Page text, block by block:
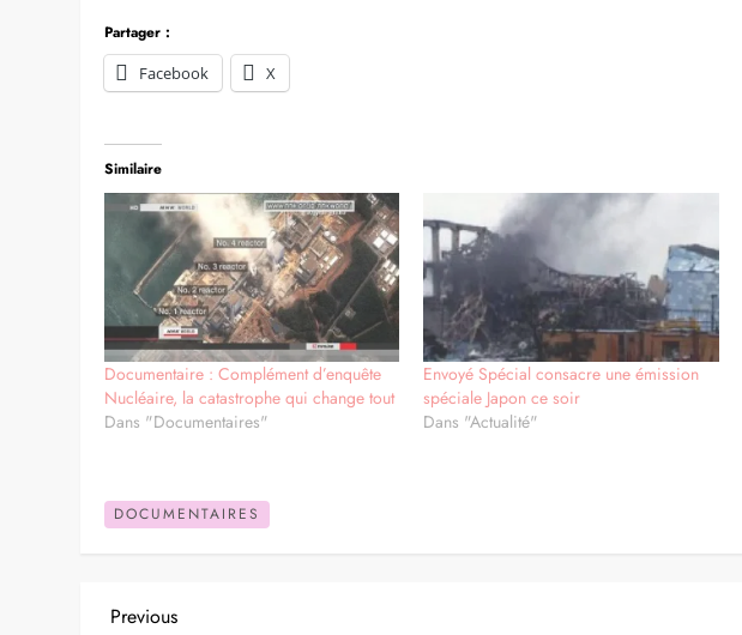
Partager :
Facebook
X
Similaire
Documentaire : Complément d’enquête
Nucléaire, la catastrophe qui change tout
Dans "Documentaires"
Envoyé Spécial consacre une émission
spéciale Japon ce soir
Dans "Actualité"
DOCUMENTAIRES
Previous
Previous